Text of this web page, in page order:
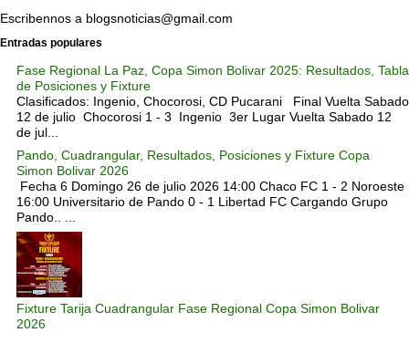
Escribennos a blogsnoticias@gmail.com
Entradas populares
Fase Regional La Paz, Copa Simon Bolivar 2025: Resultados, Tabla
de Posiciones y Fixture
Clasificados: Ingenio, Chocorosi, CD Pucarani Final Vuelta Sabado
12 de julio Chocorosi 1 - 3 Ingenio 3er Lugar Vuelta Sabado 12
de jul...
Pando, Cuadrangular, Resultados, Posiciones y Fixture Copa
Simon Bolivar 2026
Fecha 6 Domingo 26 de julio 2026 14:00 Chaco FC 1 - 2 Noroeste
16:00 Universitario de Pando 0 - 1 Libertad FC Cargando Grupo
Pando.. ...
Fixture Tarija Cuadrangular Fase Regional Copa Simon Bolivar
2026